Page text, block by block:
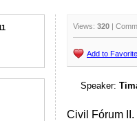
Views: 320 |
Add to Favorite
Speaker:
Civil Fórum